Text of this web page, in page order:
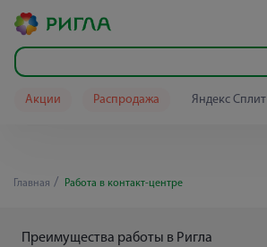
Акции Распродажа Яндекс Сплит
Главная Работа в контакт-центре
Преимущества работы в Ригла